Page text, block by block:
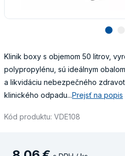
lens
Klinik boxy s objemom 50 litrov,
polypropylénu, sú ideálnym
a likvidáciu nebezpečného
klinického odpadu...Prejsť na popis
Kód produktu: VDE108